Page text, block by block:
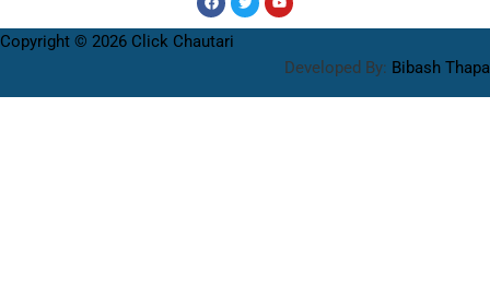
Copyright © 2026 Click Chautari
Developed By: Bibash Thapa